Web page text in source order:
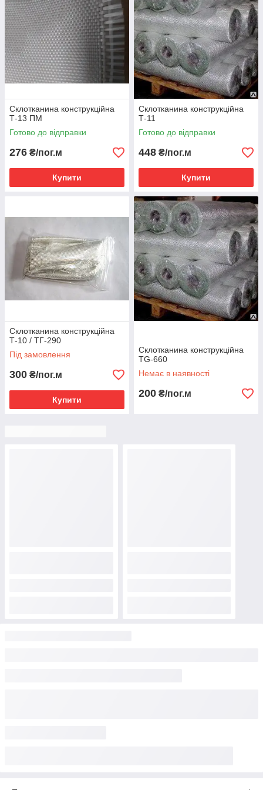
довіряють!
Склотканина конструкційна
Т-13 ПМ
Готово до відправки
276 ₴/пог.м
Купити
Склотканина конструкційна
Т-11
Готово до відправки
448 ₴/пог.м
Купити
Склотканина конструкційна
Т-10 / ТГ-290
Під замовлення
300 ₴/пог.м
Купити
Склотканина конструкційна
ТG-660
Немає в наявності
200 ₴/пог.м